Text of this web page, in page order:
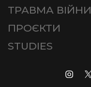
ТРАВМА ВІЙНИ
ПРОЄКТИ
STUDIES